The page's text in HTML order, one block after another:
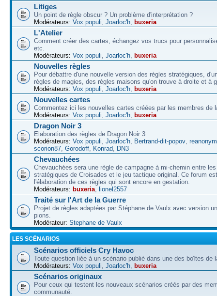
Litiges
Un point de règle obscur ? Un problème d'interprétation ?
Modérateurs: Vox populi, Joarloc'h, buxeria
L'Atelier
Comment créer des cartes, échangez vos trucs pour
etc.
Modérateurs: Vox populi, Joarloc'h, buxeria
Nouvelles règles
Pour débattre d'une nouvelle version des règles stratégiques,
règles de magies, des règles maisons qu'on trouve à droite et à
Modérateurs: Vox populi, Joarloc'h, buxeria
Nouvelles cartes
Commentez ici les nouvelles cartes créées par les membres de
Modérateurs: Vox populi, Joarloc'h, buxeria
Dragon Noir 3
Elaboration des règles de Dragon Noir 3
Modérateurs: Vox populi, Joarloc'h, Bertrand-dit-popov,
scorion87, Gorodoff, Konrad, DN3
Chevauchées
Chevauchées sera une règle de campagne à mi-chemin entre
stratégiques de Croisades et le jeu tactique original. Ce forum
l'élaboration de ces règles qui sont encore en gestation.
Modérateurs: buxeria, lionel2557
Traité sur l'Art de la Guerre
Projet de règles adaptées par Stéphane de Vaulx avec version
pions.
Modérateur: Stephane de Vaulx
LES SCÉNARIOS
Scénarios officiels Cry Havoc
Toute question liée à un scénario publié dans une des boîtes de
Modérateurs: Vox populi, Joarloc'h, buxeria
Scénarios originaux
Pour ceux qui testent les nouveaux scénarios créés par des
communauté.